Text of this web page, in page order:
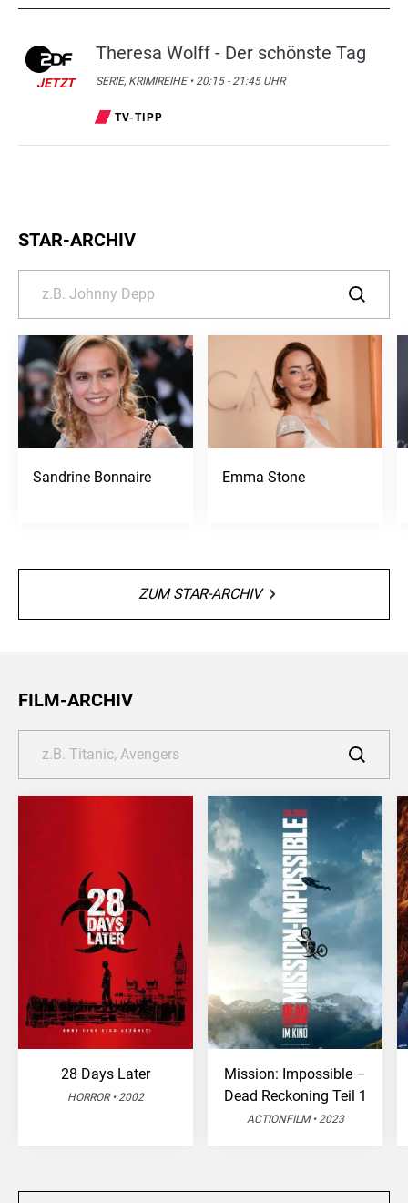
JETZT
Theresa Wolff - Der schönste Tag
SERIE, KRIMIREIHE • 20:15 - 21:45 UHR
TV-TIPP
STAR-ARCHIV
Sandrine Bonnaire Emma Stone
ZUM STAR-ARCHIV
FILM-ARCHIV
28 Days Later
HORROR • 2002
Mission: Impossible –
Dead Reckoning Teil 1
ACTIONFILM • 2023